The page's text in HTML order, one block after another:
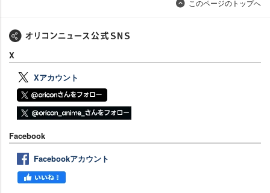
このページのトップへ
X
Xアカウント
Facebook
Facebookアカウント